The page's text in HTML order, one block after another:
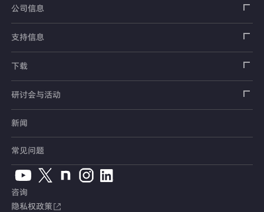
加速度传感器
压力传感器
载荷传感器
土压计
倾斜计
钢筋计
汽车用传感器
安全带拉力传感器
手刹・变速杆操作力传感器
人体假人传感器
测量器
指示器和显示器
校验器
软件
测量系统
交通系统（铁路）
汽车用测量系统
土木用测量系统
电桥盒
电缆・接头
附件
产品、服务Topics
应变片
传感器
测量仪器
看视频了解仪器的使用方法
公司信息
销售网络
公司概况
支持信息
安全数据表（SDS）
产品目录、资料下载
停产产品一览
销售网络
常见问题
下载
产品目录
使用说明书
CAD数据
软件版本升级
综合产品目录
研讨会与活动
展览会
新闻
常见问题
咨询
隐私权政策